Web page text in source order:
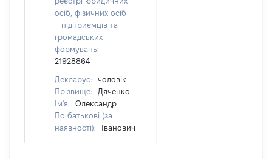
осіб, фізичних осіб
– підприємців та
громадських
формувань:
21928864
Декларує:
чоловік
Прізвище:
Дяченко
Ім'я:
Олександр
По батькові (за
наявності):
Іванович